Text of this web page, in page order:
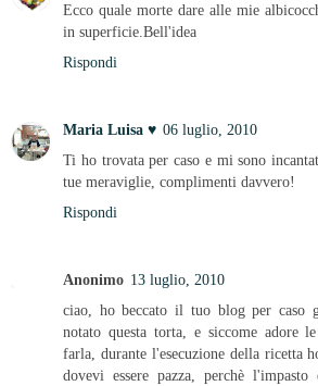
Ecco quale morte dare alle mie
in superficie.Bell'idea
Rispondi
Maria Luisa ♥ 06 luglio, 2010
Ti ho trovata per caso e mi sono
tue meraviglie, complimenti davvero!
Rispondi
Anonimo 13 luglio, 2010
ciao, ho beccato il tuo blog per caso
notato questa torta, e siccome adore
farla, durante l'esecuzione della ricetta
dovevi essere pazza, perchè